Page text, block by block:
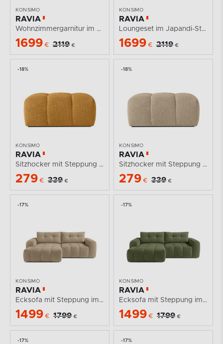
KONSIMO
RAVIA
Wohnzimmergarnitur im Japandi-Stil Boucle oliv
1699 € 2119 €
KONSIMO
RAVIA
Loungeset im Japandi-Stil Boucle weiß
1699 € 2119 €
-18%
KONSIMO
RAVIA
Sitzhocker mit Steppung im Japandi-Stil Boucle...
279 € 339 €
-18%
KONSIMO
RAVIA
Sitzhocker mit Steppung im Japandi-Stil Boucle beige
279 € 339 €
-17%
KONSIMO
RAVIA
Ecksofa mit Steppung im Japandi-Stil Boucle links beige
1499 € 1799 €
-17%
KONSIMO
RAVIA
Ecksofa mit Steppung im Japandi-Stil Boucle links oliv
1499 € 1799 €
-17% -17%